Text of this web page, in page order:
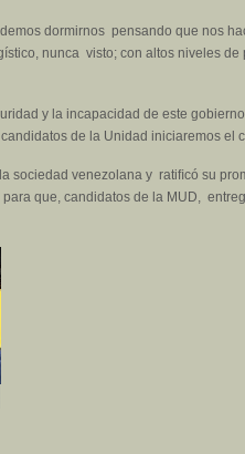
dormirnos pensando que nos
nunca visto; con altos niveles
y la incapacidad de este
de la Unidad iniciaremos el
sociedad venezolana y ratiﬁcó su
que, candidatos de la MUD,